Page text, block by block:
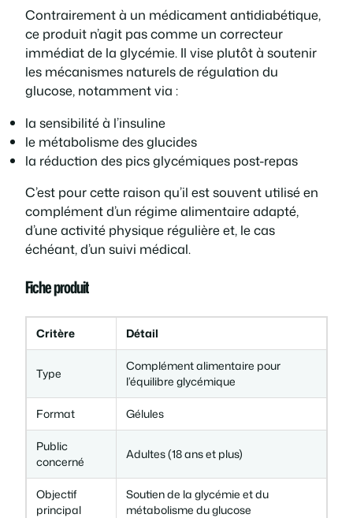
i
t
:
7
8
,
0
€
.
:
3
0
0
.
Contrairement à un médicament antidiabétique,
ce produit n’agit pas comme un correcteur
immédiat de la glycémie. Il vise plutôt à soutenir
les mécanismes naturels de régulation du
glucose, notamment via :
la sensibilité à l’insuline
le métabolisme des glucides
la réduction des pics glycémiques post-repas
C’est pour cette raison qu’il est souvent utilisé en
complément d’un régime alimentaire adapté,
d’une activité physique régulière et, le cas
échéant, d’un suivi médical.
Fiche produit
Critère Détail
Type
Complément alimentaire pour
l’équilibre glycémique
Format Gélules
Public
concerné
Adultes (18 ans et plus)
Objectif
principal
Soutien de la glycémie et du
métabolisme du glucose